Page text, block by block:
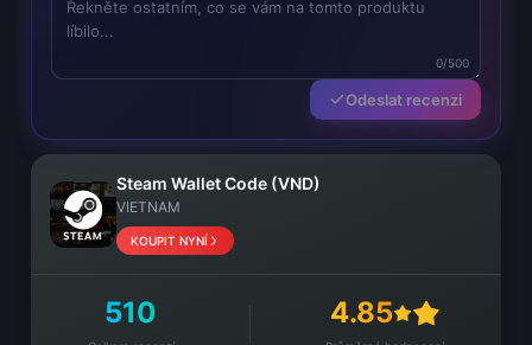
0/500
Odeslat recenzi
Steam Wallet Code (VND)
VIETNAM
KOUPIT NYNÍ
510 4.85